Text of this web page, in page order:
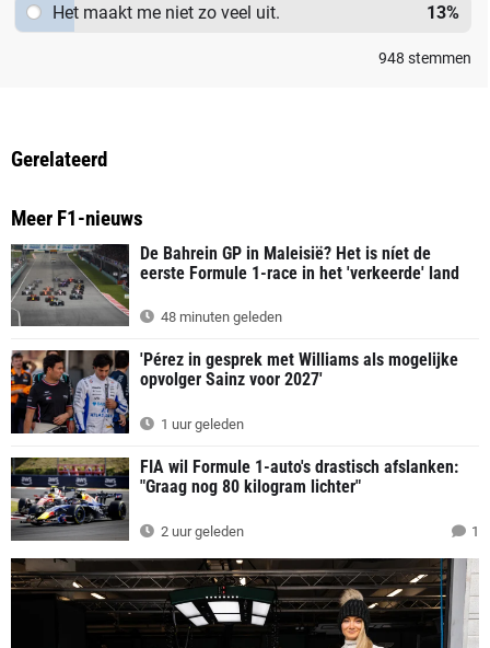
Het maakt me niet zo veel uit. 13%
948 stemmen
Gerelateerd
Meer F1-nieuws
De Bahrein GP in Maleisië? Het is níet de
eerste Formule 1-race in het 'verkeerde' land
48 minuten geleden
'Pérez in gesprek met Williams als mogelijke
opvolger Sainz voor 2027'
1 uur geleden
FIA wil Formule 1-auto's drastisch afslanken:
"Graag nog 80 kilogram lichter"
2 uur geleden 1